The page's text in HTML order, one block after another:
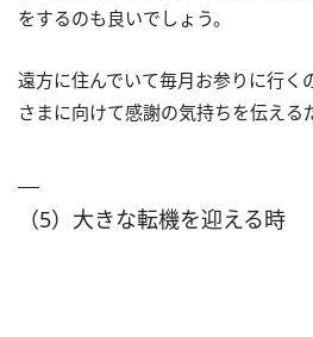
をするのも良いでしょう。
遠方に住んでいて毎月お参りに行く
さまに向けて感謝の気持ちを伝える
（5）大きな転機を迎える時